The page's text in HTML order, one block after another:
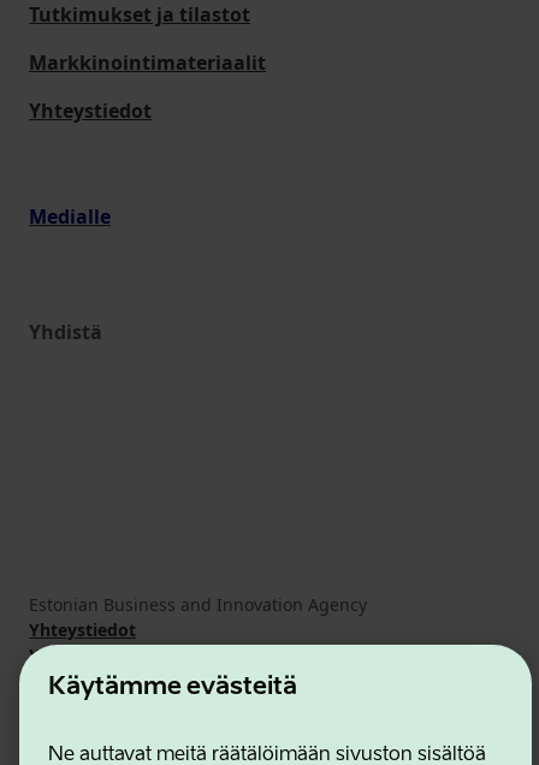
Käytämme evästeitä
Ne auttavat meitä räätälöimään sivuston sisältöä
Tutkimukset ja tilastot
Markkinointimateriaalit
Yhteystiedot
Medialle
Yhdistä
Estonian Business and Innovation Agency
Yhteystiedot
Yhteistyökumppanit
Käyttöehdot
Eväste- ja tietosuojakäytäntö